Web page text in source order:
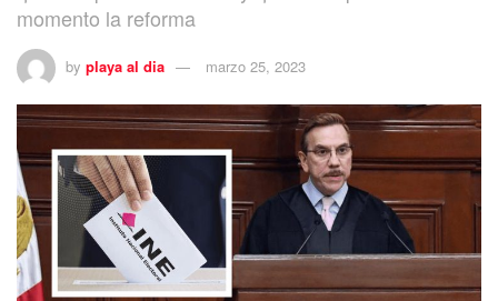
momento la reforma
by playa al dia marzo 25, 2023